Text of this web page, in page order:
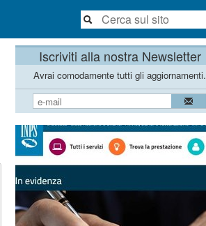
Iscriviti alla nostra Newsletter
Avrai comodamente tutti gli aggiornamenti.